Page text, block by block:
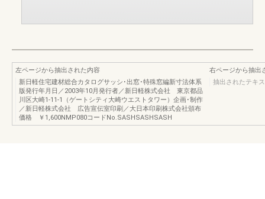
左ページから抽出された内容
新日軽住宅建材総合カタログサッシ･出窓･特殊窓編新寸法体系
版発行年月日／2003年10月発行者／新日軽株式会社 東京都品
川区大崎1-11-1（ゲートシティ大崎ウエストタワー）企画･制作
／新日軽株式会社 広告宣伝室印刷／大日本印刷株式会社頒布
価格 ￥1,600NMP080コードNo.SASHSASHSASH
右ページから抽出
抽出されたテキ